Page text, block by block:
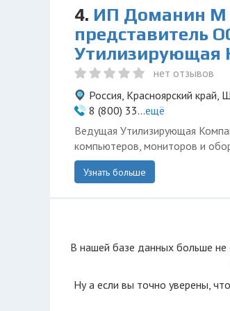
4. ИП Доманин М
представитель
Утилизирующая
нет отзывов
Россия, Красноярский
8 (800) 33...ещё
Ведущая Утилизирующая
компьютеров, мониторов и
Узнать больше
В нашей базе данных больше не
Ну а если вы точно уверены,